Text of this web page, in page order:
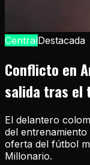
CentralDestacada
Conflicto en
salida tras el
El delantero
del
oferta del fútbol
Millonario.